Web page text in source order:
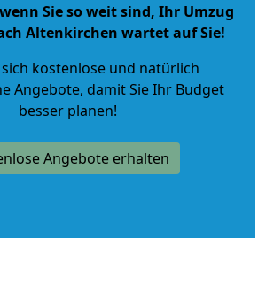
Sie so weit sind, Ihr Umzug
Altenkirchen wartet auf Sie!
sich kostenlose und natürlich
Angebote, damit Sie Ihr Budget
besser planen!
Angebote erhalten